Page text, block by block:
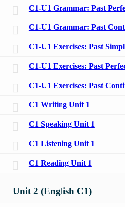
C1-U1 Grammar: Past
C1-U1 Grammar: Past
C1-U1 Exercises: Past
C1-U1 Exercises: Past
C1-U1 Exercises: Past
C1 Writing Unit 1
C1 Speaking Unit 1
C1 Listening Unit 1
C1 Reading Unit 1
Unit 2 (English C1)